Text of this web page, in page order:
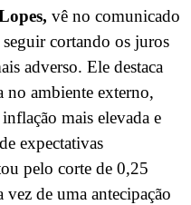
vê no comunicado
cortando os juros
adverso. Ele destaca
no ambiente externo,
mais elevada e
expectativas
pelo corte de 0,25
de uma antecipação